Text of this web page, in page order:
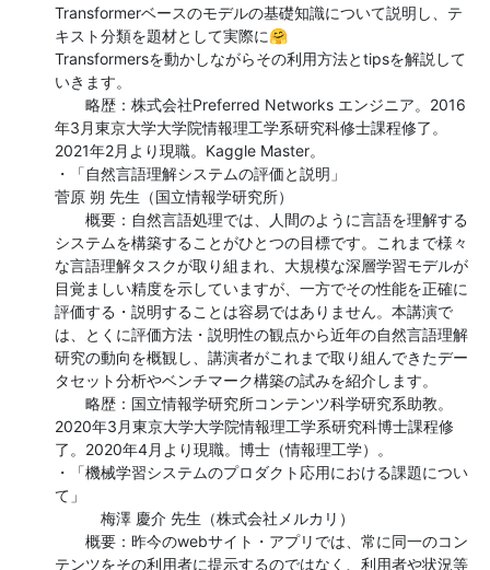
Transformerベースのモデルの基礎知識について説明し、テ
キスト分類を題材として実際に🤗
Transformersを動かしながらその利用方法とtipsを解説して
いきます。
略歴：株式会社Preferred Networks エンジニア。2016
年3月東京大学大学院情報理工学系研究科修士課程修了。
2021年2月より現職。Kaggle Master。
・「自然言語理解システムの評価と説明」
菅原 朔 先生（国立情報学研究所）
概要：自然言語処理では、人間のように言語を理解する
システムを構築することがひとつの目標です。これまで様々
な言語理解タスクが取り組まれ、大規模な深層学習モデルが
目覚ましい精度を示していますが、一方でその性能を正確に
評価する・説明することは容易ではありません。本講演で
は、とくに評価方法・説明性の観点から近年の自然言語理解
研究の動向を概観し、講演者がこれまで取り組んできたデー
タセット分析やベンチマーク構築の試みを紹介します。
略歴：国立情報学研究所コンテンツ科学研究系助教。
2020年3月東京大学大学院情報理工学系研究科博士課程修
了。2020年4月より現職。博士（情報理工学）。
・「機械学習システムのプロダクト応用における課題につい
て」
梅澤 慶介 先生（株式会社メルカリ）
概要：昨今のwebサイト・アプリでは、常に同一のコン
テンツをその利用者に提示するのではなく、利用者や状況等